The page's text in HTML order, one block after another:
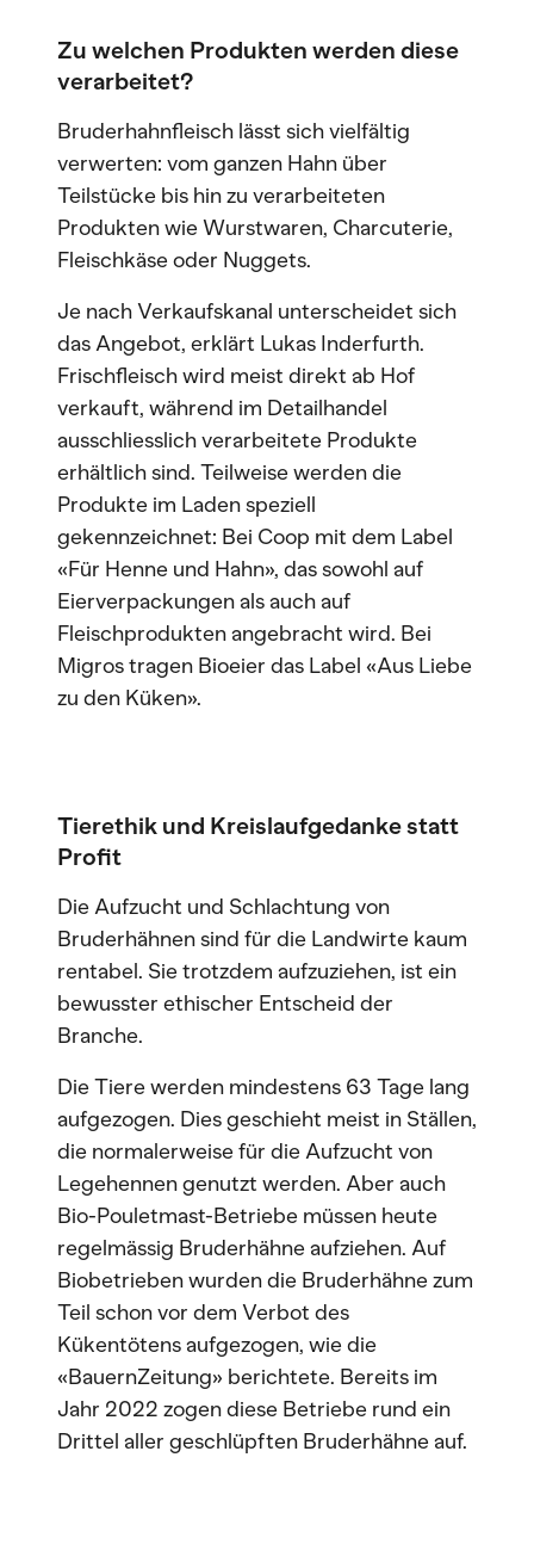
Zu welchen Produkten werden diese
verarbeitet?
Bruderhahnfleisch lässt sich vielfältig
verwerten: vom ganzen Hahn über
Teilstücke bis hin zu verarbeiteten
Produkten wie Wurstwaren, Charcuterie,
Fleischkäse oder Nuggets.
Je nach Verkaufskanal unterscheidet sich
das Angebot, erklärt Lukas Inderfurth.
Frischfleisch wird meist direkt ab Hof
verkauft, während im Detailhandel
ausschliesslich verarbeitete Produkte
erhältlich sind. Teilweise werden die
Produkte im Laden speziell
gekennzeichnet: Bei Coop mit dem Label
«Für Henne und Hahn», das sowohl auf
Eierverpackungen als auch auf
Fleischprodukten angebracht wird. Bei
Migros tragen Bioeier das Label «Aus Liebe
zu den Küken».
Tierethik und Kreislaufgedanke statt
Profit
Die Aufzucht und Schlachtung von
Bruderhähnen sind für die Landwirte kaum
rentabel. Sie trotzdem aufzuziehen, ist ein
bewusster ethischer Entscheid der
Branche.
Die Tiere werden mindestens 63 Tage lang
aufgezogen. Dies geschieht meist in Ställen,
die normalerweise für die Aufzucht von
Legehennen genutzt werden. Aber auch
Bio-Pouletmast-Betriebe müssen heute
regelmässig Bruderhähne aufziehen. Auf
Biobetrieben wurden die Bruderhähne zum
Teil schon vor dem Verbot des
Kükentötens aufgezogen, wie die
«BauernZeitung» berichtete. Bereits im
Jahr 2022 zogen diese Betriebe rund ein
Drittel aller geschlüpften Bruderhähne auf.